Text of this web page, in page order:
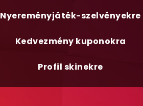
Nyereményjáték-szelvényekre
Kedvezmény kuponokra
Profil skinekre